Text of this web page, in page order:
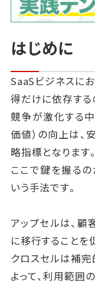
はじめに
SaaSビジネスに
得だけに依存する
競争が激化する
価値）の向上は
略指標となります。
ここで鍵を握るの
いう手法です。
アップセルは、
に移行することを
クロスセルは補
よって、利用範囲